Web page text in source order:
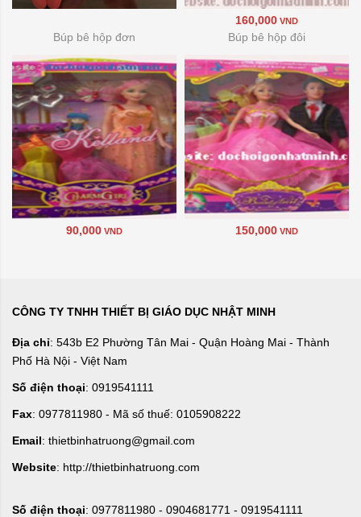
160,000 VND
Búp bê hộp đơn
90,000 VND
Búp bê hộp đôi
150,000 VND
CÔNG TY TNHH THIẾT BỊ GIÁO DỤC NHẬT MINH
Địa chỉ: 543b E2 Phường Tân Mai - Quận Hoàng Mai - Thành
Phố Hà Nội - Việt Nam
Số điện thoại: 0919541111
Fax: 0977811980 - Mã số thuế: 0105908222
Email: thietbinhatruong@gmail.com
Website: http://thietbinhatruong.com
Số điện thoại: 0977811980 - 0904681771 - 0919541111